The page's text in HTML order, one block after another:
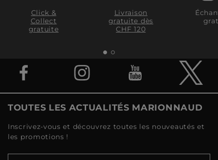
Click &
Collect
gratuite
Livraison
gratuite dès
CHF 120
TOUTES LES ACTUALITÉS MARIONNAUD
Inscrivez-vous et découvrez toutes les nouveautés et
les promotions !